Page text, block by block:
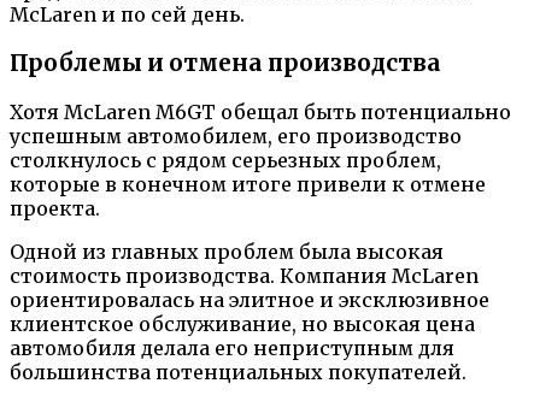
McLaren и по сей день.
Проблемы и отмена производства
Хотя McLaren M6GT обещал быть потенциально
успешным автомобилем, его производство
столкнулось с рядом серьезных проблем,
которые в конечном итоге привели к отмене
проекта.
Одной из главных проблем была высокая
стоимость производства. Компания McLaren
ориентировалась на элитное и эксклюзивное
клиентское обслуживание, но высокая цена
автомобиля делала его неприступным для
большинства потенциальных покупателей.